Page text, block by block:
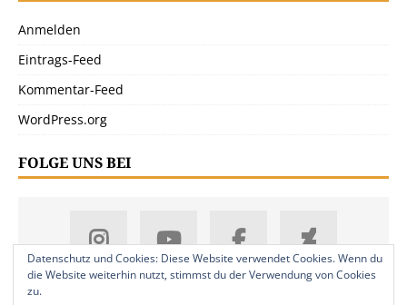
Anmelden
Eintrags-Feed
Kommentar-Feed
WordPress.org
FOLGE UNS BEI
Datenschutz und Cookies: Diese Website verwendet Cookies. Wenn du
die Website weiterhin nutzt, stimmst du der Verwendung von Cookies
zu.